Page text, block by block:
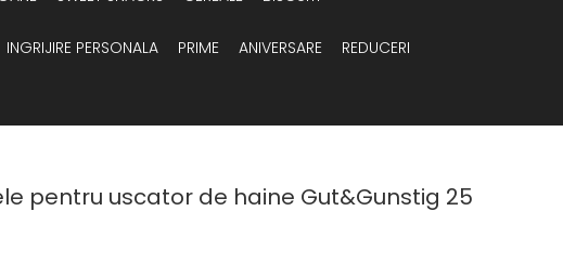
INGRIJIRE PERSONALA PRIME ANIVERSARE REDUCERI
pentru uscator de haine Gut&Gunstig 25